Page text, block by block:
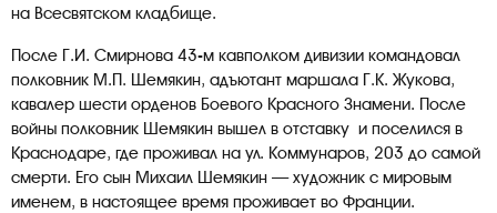
на Всесвятском кладбище.
После Г.И. Смирнова 43-м кавполком дивизии командовал
полковник М.П. Шемякин, адъютант маршала Г.К. Жукова,
кавалер шести орденов Боевого Красного Знамени. После
войны полковник Шемякин вышел в отставку и поселился в
Краснодаре, где проживал на ул. Коммунаров, 203 до самой
смерти. Его сын Михаил Шемякин — художник с мировым
именем, в настоящее время проживает во Франции.